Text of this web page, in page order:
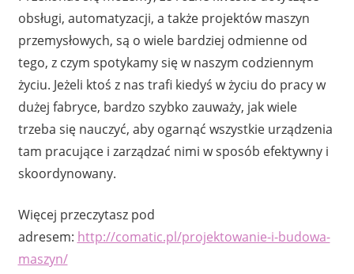
obsługi, automatyzacji, a także projektów maszyn
przemysłowych, są o wiele bardziej odmienne od
tego, z czym spotykamy się w naszym codziennym
życiu. Jeżeli ktoś z nas trafi kiedyś w życiu do pracy w
dużej fabryce, bardzo szybko zauważy, jak wiele
trzeba się nauczyć, aby ogarnąć wszystkie urządzenia
tam pracujące i zarządzać nimi w sposób efektywny i
skoordynowany.
Więcej przeczytasz pod
adresem: http://comatic.pl/projektowanie-i-budowa-
maszyn/